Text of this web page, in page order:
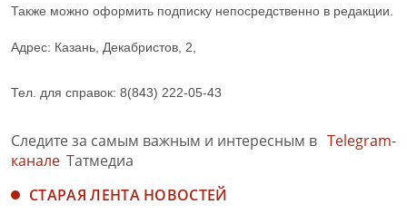
Также можно оформить подписку непосредственно в редакции.
Адрес: Казань, Декабристов, 2,
Тел. для справок: 8(843) 222-05-43
Следите за самым важным и интересным в Telegram-
канале Татмедиа
СТАРАЯ ЛЕНТА НОВОСТЕЙ